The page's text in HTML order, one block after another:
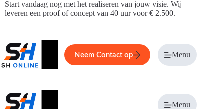
Ga
naar
Start vandaag nog met het realiseren van jouw visie. Wij
leveren een proof of concept van 40 uur voor € 2.500.
Home Service Over ons
Neem Contact op Menu
Menu